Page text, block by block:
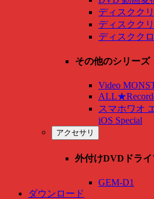
ディスクク
ディスクク
ディスクク
その他のシリーズ
Video
スマホワオ
iOS Special
アクセサリ
外付けDVDドライ
GEM-D1
ダウンロード